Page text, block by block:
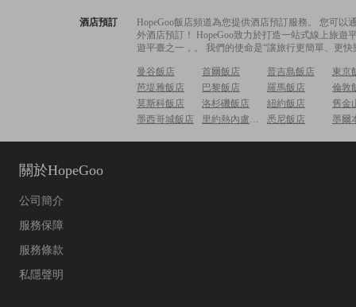
酒店預訂
HopeGoo飯店頻道為您提供酒店預訂服務。 您可
外酒店預訂！ HopeGoo致力於打造一站式線上旅
遊平臺之一，。 我們的使命是“讓旅行更簡單、更
曼谷飯店 首爾飯店 普吉島飯店
東京
芭堤雅飯店
巴黎飯店 羅馬飯店
倫敦
莫斯科飯店
洛杉磯飯店 紐約飯店
舊金
墨西哥城飯店
里約熱內盧飯店 悉尼飯店 墨爾
關於HopeGoo
公司簡介
服務保障
服務條款
私隱聲明